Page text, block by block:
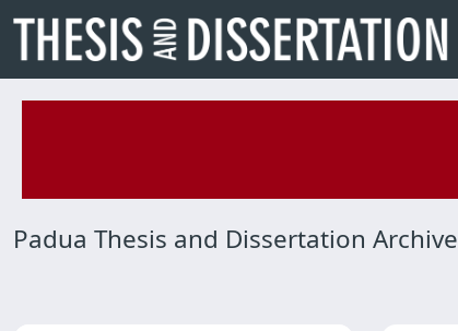
Padua Thesis and Dissertation Archive